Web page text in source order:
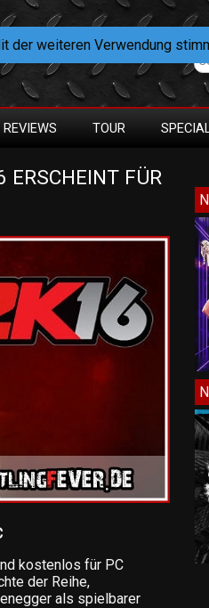
REVIEWS TOUR
ERSCHEINT FÜR
kostenlos für PC
der Reihe,
als spielbarer
der weiteren Verwendung